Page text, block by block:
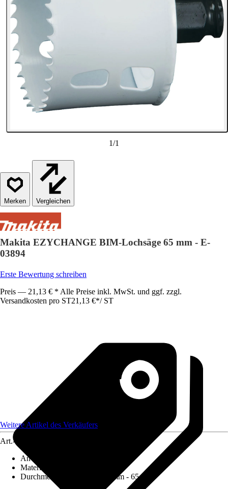
1/1
Vergleichen
Makita EZYCHANGE BIM-Lochsäge 65 mm - E-
03894
Erste Bewertung schreiben
Preis — 21,13 € * Alle Preise inkl. MwSt. und ggf. zzgl.
Versandkosten pro ST21,13 €*/ ST
Weitere Artikel des Verkäufers
Art.-Nr.
Anwendung
Materialspezifizierung
Durchmesser (von - bis)
65 mm - 65 mm